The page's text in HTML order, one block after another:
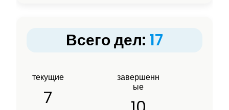
Всего дел: 17
текущие
7
завершенн
ые